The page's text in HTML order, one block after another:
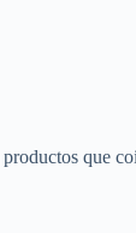
que